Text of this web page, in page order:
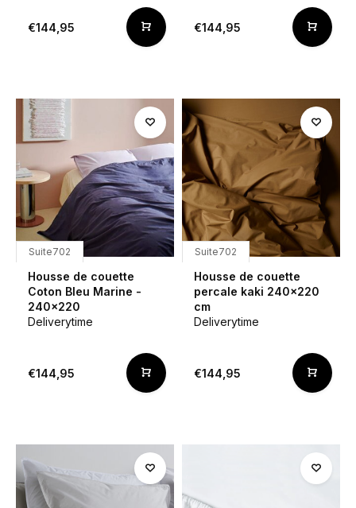
€144,95 €144,95
Suite702
Housse de couette
Coton Bleu Marine -
240x220
Deliverytime
€144,95
Suite702
Housse de couette
percale kaki 240x220
cm
Deliverytime
€144,95